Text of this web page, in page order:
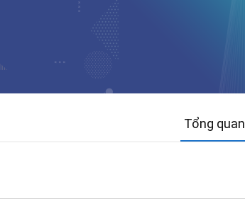
Tổng quan